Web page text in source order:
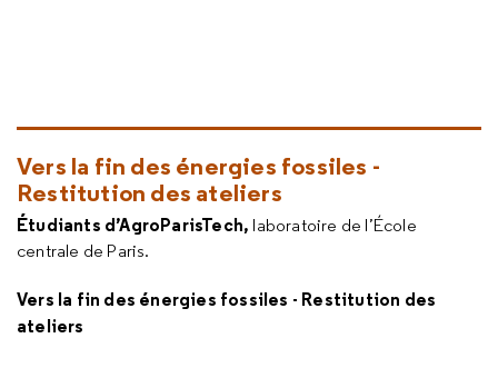
Vers la fin des énergies fossiles -
Restitution des ateliers
Étudiants d’AgroParisTech, laboratoire de l’École
centrale de Paris.
Vers la fin des énergies fossiles - Restitution des
ateliers